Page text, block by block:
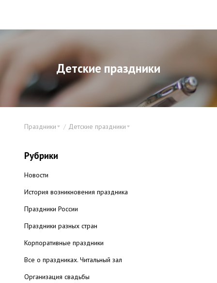
Детские праздники
Праздники Детские праздники
Рубрики
Новости
История возникновения праздника
Праздники России
Праздники разных стран
Корпоративные праздники
Все о праздниках. Читальный зал
Организация свадьбы